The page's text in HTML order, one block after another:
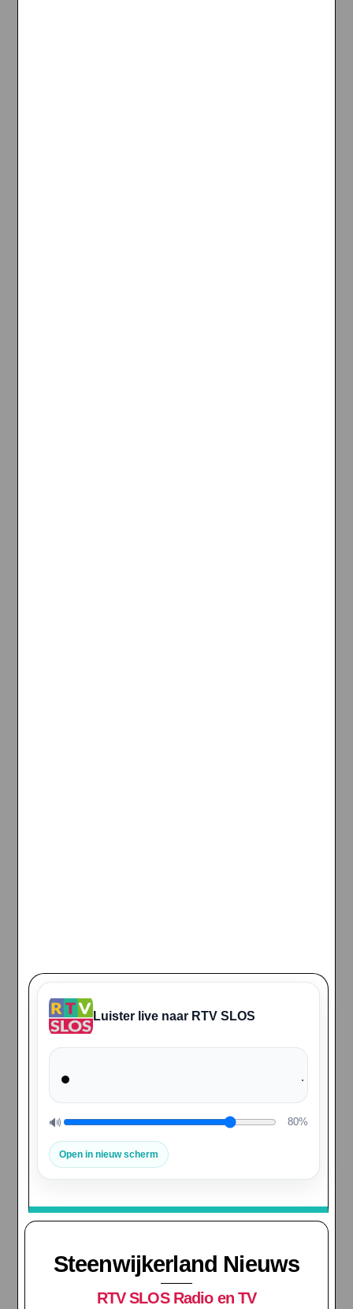
Luister live naar RTV SLOS
🔊
Volume
80%
Open in nieuw scherm
Steenwijkerland Nieuws
RTV SLOS Radio en TV